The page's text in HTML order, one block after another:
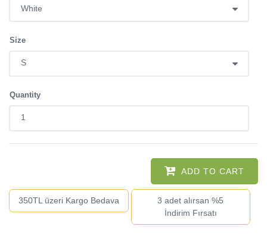
Size
Quantity
ADD TO CART
350TL üzeri Kargo Bedava
3 adet alırsan %5
İndirim Fırsatı